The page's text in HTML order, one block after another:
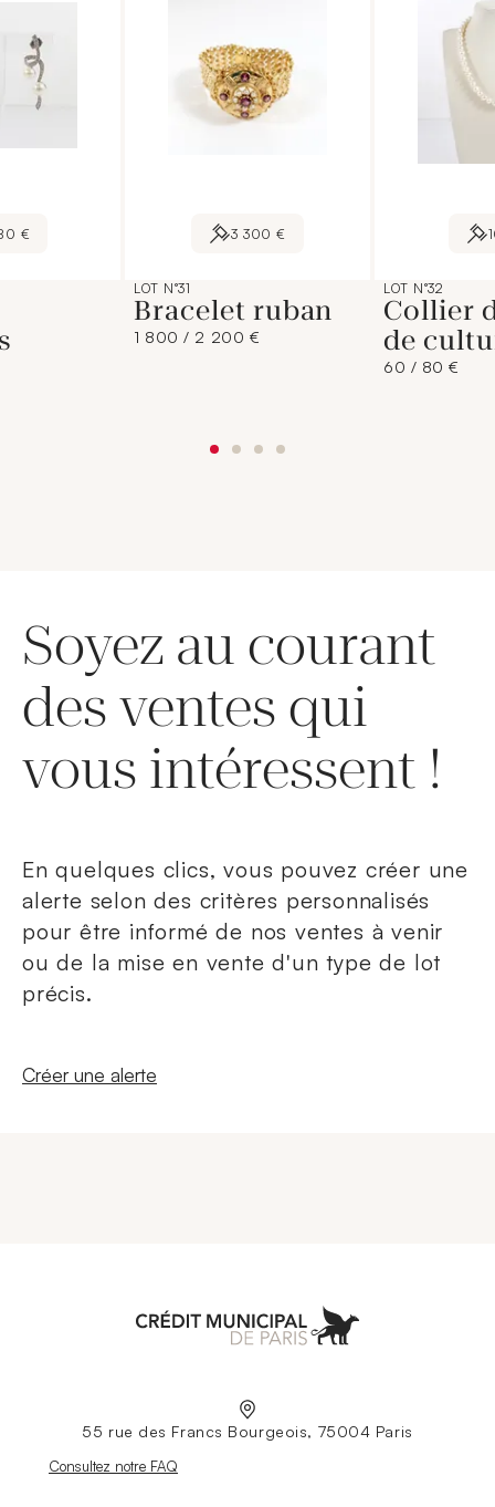
€ 3 300 €
LOT N°31
Bracelet ruban
1 800 / 2 200 €
LOT N°32
Collier
de
60 / 80 €
Soyez au courant
des ventes qui
vous intéressent !
En quelques clics, vous pouvez créer une
alerte selon des critères personnalisés
pour être informé de nos ventes à venir
ou de la mise en vente d'un type de lot
précis.
Nouvelle fenêtre
Créer une alerte
55 rue des Francs Bourgeois, 75004 Paris
Nouvelle fenêtre
Consultez notre FAQ